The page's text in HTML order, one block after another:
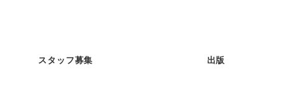
スタッフ募集 出版